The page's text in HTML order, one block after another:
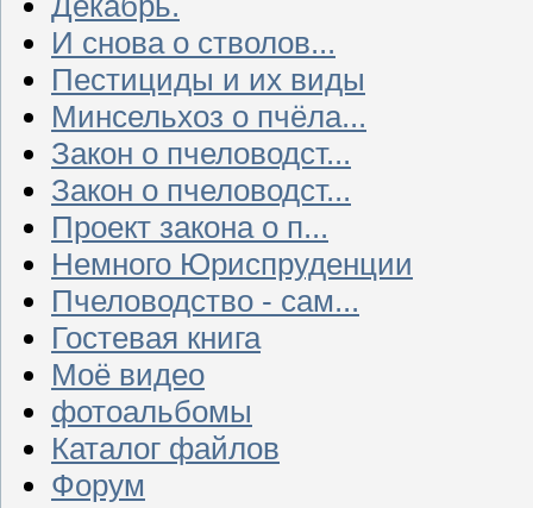
И снова о стволов...
Пестициды и их виды
Минсельхоз о пчёла...
Закон о пчеловодст...
Закон о пчеловодст...
Проект закона о п...
Немного Юриспруденции
Пчеловодство - сам...
Гостевая книга
Моё видео
фотоальбомы
Каталог файлов
Форум